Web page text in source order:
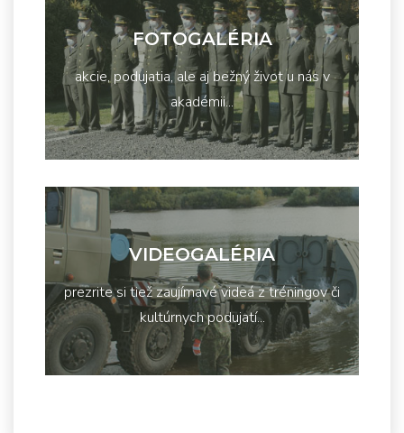
FOTOGALÉRIA
akcie, podujatia, ale aj bežný život u nás v
akadémii...
VIDEOGALÉRIA
prezrite si tiež zaujímavé videá z tréningov či
kultúrnych podujatí...